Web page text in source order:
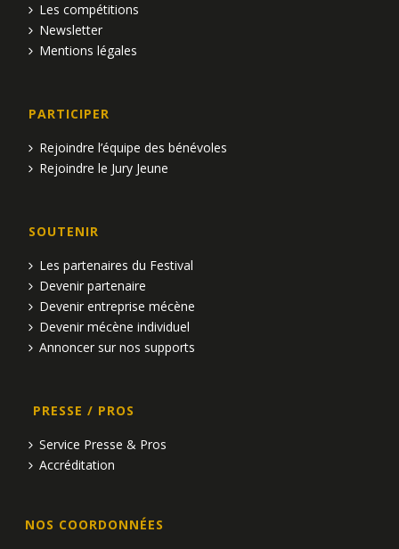
Les compétitions
Newsletter
Mentions légales
PARTICIPER
Rejoindre l’équipe des bénévoles
Rejoindre le Jury Jeune
SOUTENIR
Les partenaires du Festival
Devenir partenaire
Devenir entreprise mécène
Devenir mécène individuel
Annoncer sur nos supports
PRESSE / PROS
Service Presse & Pros
Accréditation
NOS COORDONNÉES